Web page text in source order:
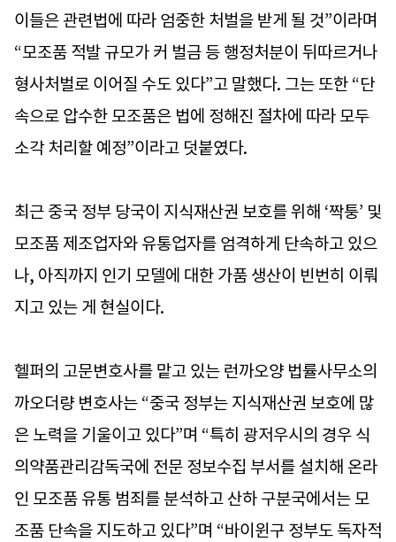
이들은 관련법에 따라 엄중한 처벌을 받게 될 것”이라며
“모조품 적발 규모가 커 벌금 등 행정처분이 뒤따르거나
형사처벌로 이어질 수도 있다”고 말했다. 그는 또한 “단
속으로 압수한 모조품은 법에 정해진 절차에 따라 모두
소각 처리할 예정”이라고 덧붙였다.
최근 중국 정부 당국이 지식재산권 보호를 위해 ‘짝퉁’ 및
모조품 제조업자와 유통업자를 엄격하게 단속하고 있으
나, 아직까지 인기 모델에 대한 가품 생산이 빈번히 이뤄
지고 있는 게 현실이다.
헬퍼의 고문변호사를 맡고 있는 런까오양 법률사무소의
까오더량 변호사는 “중국 정부는 지식재산권 보호에 많
은 노력을 기울이고 있다”며 “특히 광저우시의 경우 식
의약품관리감독국에 전문 정보수집 부서를 설치해 온라
인 모조품 유통 범죄를 분석하고 산하 구분국에서는 모
조품 단속을 지도하고 있다”며 “바이윈구 정부도 독자적